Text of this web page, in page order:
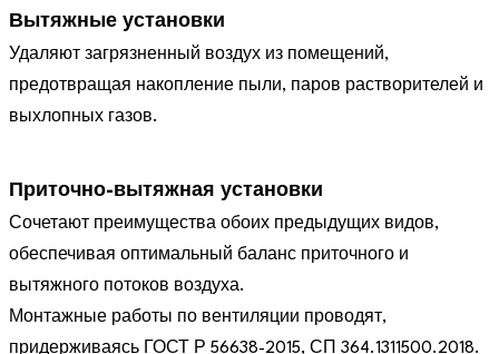
Вытяжные установки
Удаляют загрязненный воздух из помещений,
предотвращая накопление пыли, паров растворителей и
выхлопных газов.
Приточно-вытяжная установки
Сочетают преимущества обоих предыдущих видов,
обеспечивая оптимальный баланс приточного и
вытяжного потоков воздуха.
Монтажные работы по вентиляции проводят,
придерживаясь ГОСТ Р 56638-2015, СП 364.1311500.2018.